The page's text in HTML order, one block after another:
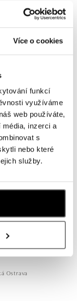
Více o cookies
funkcí
využíváme
web používáte,
inzerci a
s
nebo které
služby.
Karolina,
Ostrava